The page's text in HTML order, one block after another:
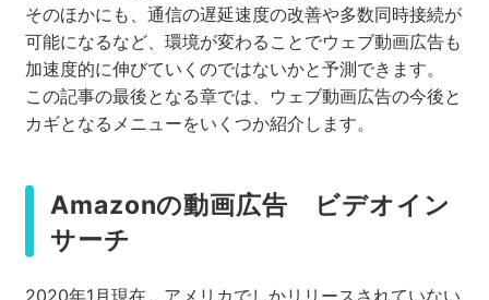
そのほかにも、通信の遅延速度の改善や多数同時接続が
可能になるなど、環境が変わることでウェブ動画広告も
加速度的に伸びていくのではないかと予測できます。
この記事の最後となる章では、ウェブ動画広告の今後と
カギとなるメニューをいくつか紹介します。
Amazonの動画広告 ビデオイン
サーチ
2020年1月現在、アメリカでしかリリースされていない